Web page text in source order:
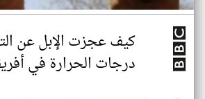
كيف عجزت الإبل عن
درجات الحرارة في